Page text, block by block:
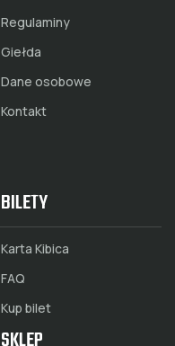
Regulaminy
Giełda
Dane osobowe
Kontakt
BILETY
Karta Kibica
FAQ
Kup bilet